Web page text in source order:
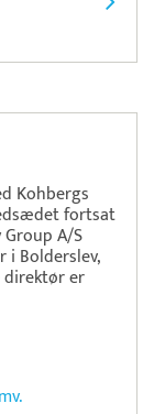
Kohbergs
fortsat
A/S
i Bolderslev,
direktør er